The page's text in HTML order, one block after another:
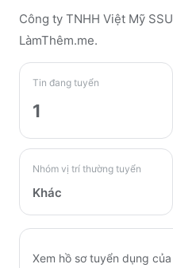
Công ty TNHH Việt Mỹ SSU
LàmThêm.me.
Tin đang tuyển
1
Nhóm vị trí thường tuyển
Khác
Xem hồ sơ tuyển dụng của